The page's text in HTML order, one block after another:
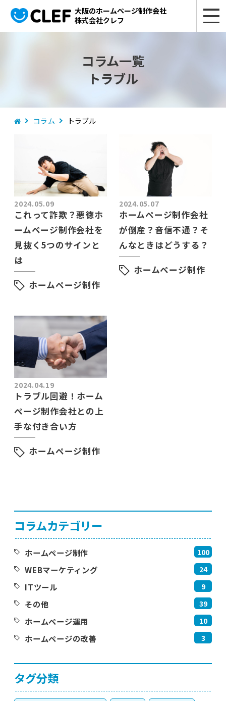
大阪のホームページ制作会社
株式会社クレフ
コラム一覧
トラブル
コラム トラブル
2024.05.09
これって詐欺？悪徳ホ
ームページ制作会社を
見抜く5つのサインと
は
ホームページ制作
2024.05.07
ホームページ制作会社
が倒産？音信不通？そ
んなときはどうする？
ホームページ制作
2024.04.19
トラブル回避！ホーム
ページ制作会社との上
手な付き合い方
ホームページ制作
コラムカテゴリー
ホームページ制作 100
WEBマーケティング 24
ITツール 9
その他 39
ホームページ運用 10
ホームページの改善 3
タグ分類